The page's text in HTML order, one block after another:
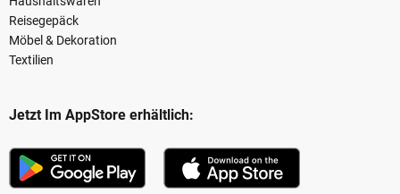
Reisegepäck
Möbel & Dekoration
Textilien
Jetzt Im AppStore erhältlich: